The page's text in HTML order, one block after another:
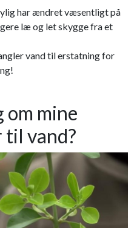
har ændret væsentligt på
læ og let skygge fra et
vand til erstatning for
om mine
vand?